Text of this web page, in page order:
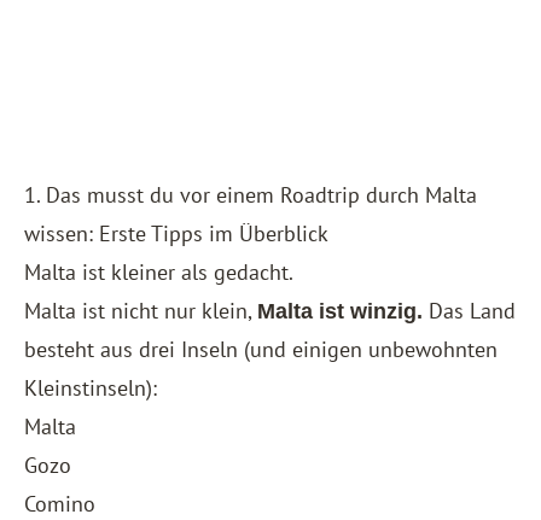
1. Das musst du vor einem Roadtrip durch Malta
wissen: Erste Tipps im Überblick
Malta ist kleiner als gedacht.
Malta ist nicht nur klein, Malta ist winzig. Das Land
besteht aus drei Inseln (und einigen unbewohnten
Kleinstinseln):
Malta
Gozo
Comino